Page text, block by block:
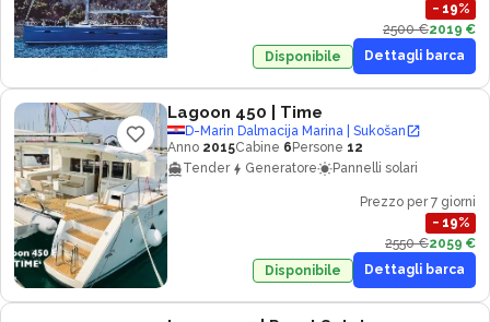
− 19%
2500 €2019 €
Disponibile
Dettagli barca
Lagoon 450 | Time
D-Marin Dalmacija Marina | Sukošan
Anno 2015Cabine 6 Persone 12
Tender
Generatore Pannelli solari
Prezzo per 7 giorni
− 19%
2550 €2059 €
Disponibile
Dettagli barca